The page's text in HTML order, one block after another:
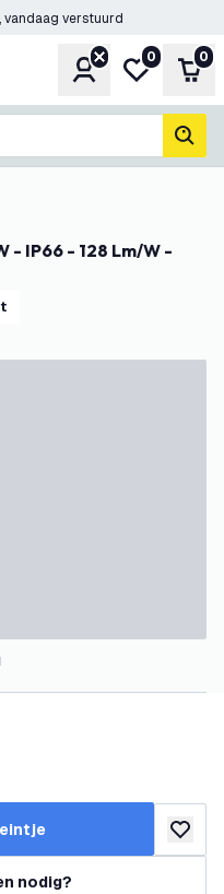
, vandaag verstuurd
Account
Mijn
0 0
nodig?